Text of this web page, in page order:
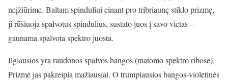
neįžiūrime. Baltam spinduliui einant pro tribriaunę stiklo prizmę,
ji rūšiuoja spalvotus spindulius, sustato juos į savo vietas –
gaunama spalvota spektro juosta.
Ilgiausios yra raudonos spalvos bangos (matomo spektro ribose).
Prizmė jas pakreipia mažiausiai. O trumpiausios bangos-violetinės